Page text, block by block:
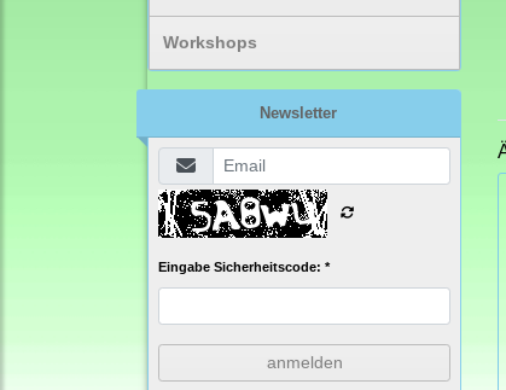
Workshops
Newsletter
Eingabe Sicherheitscode: *
anmelden